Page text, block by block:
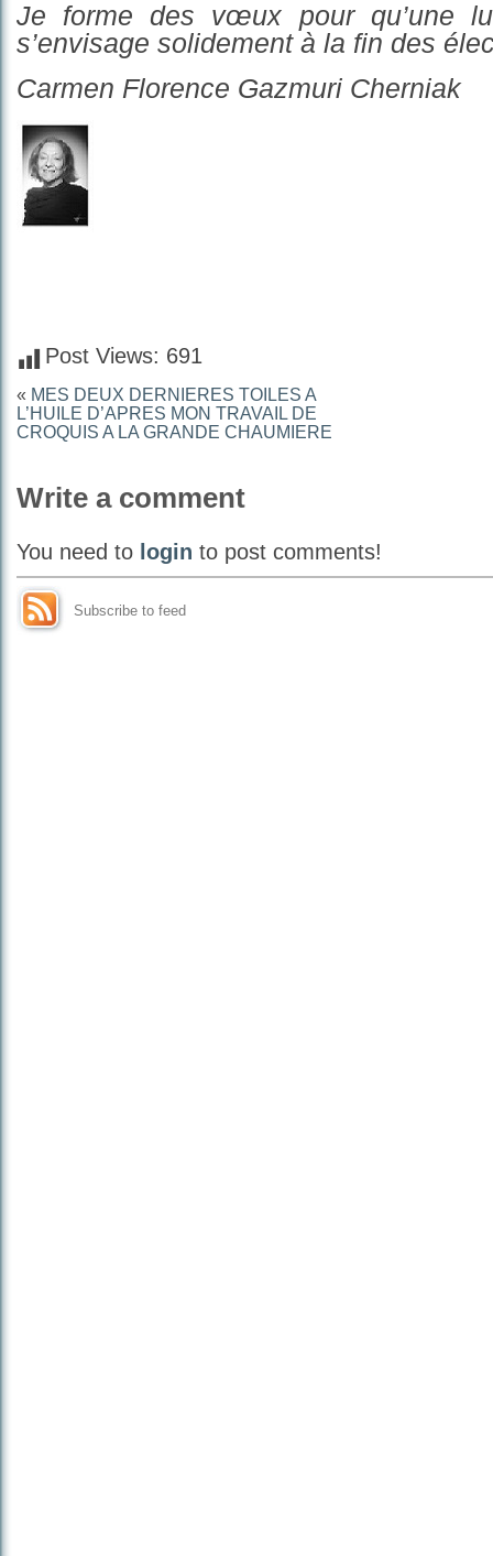
Je forme des vœux pour qu’une
s’envisage solidement à la fin des
Carmen Florence Gazmuri Cherniak
Post Views: 691
« MES DEUX DERNIERES TOILES A
L’HUILE D’APRES MON TRAVAIL DE
CROQUIS A LA GRANDE CHAUMIERE
Write a comment
You need to login to post comments!
Subscribe to feed